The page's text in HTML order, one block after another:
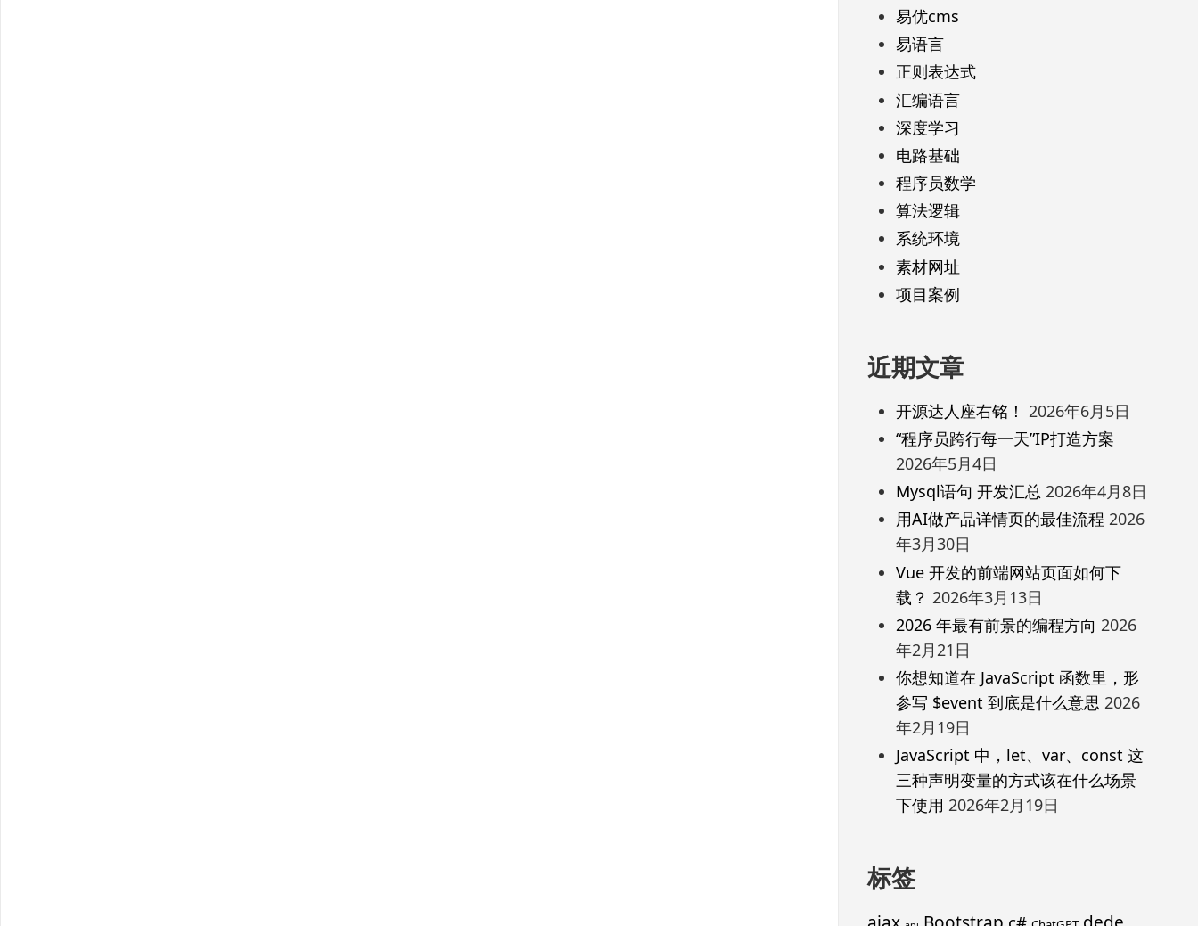
易优cms
易语言
正则表达式
汇编语言
深度学习
电路基础
程序员数学
算法逻辑
系统环境
素材网址
项目案例
近期文章
开源达人座右铭！ 2026年6月5日
“程序员跨行每一天”IP打造方案
2026年5月4日
Mysql语句 开发汇总 2026年4月8日
用AI做产品详情页的最佳流程 2026
年3月30日
Vue 开发的前端网站页面如何下
载？ 2026年3月13日
2026 年最有前景的编程方向 2026
年2月21日
你想知道在 JavaScript 函数里，形
参写 $event 到底是什么意思 2026
年2月19日
JavaScript 中，let、var、const 这
三种声明变量的方式该在什么场景
下使用 2026年2月19日
标签